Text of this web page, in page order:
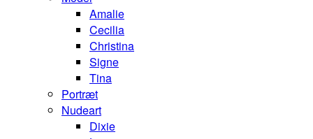
Amalie
Cecilia
Christina
Signe
Tina
Portræt
Nudeart
Dixie